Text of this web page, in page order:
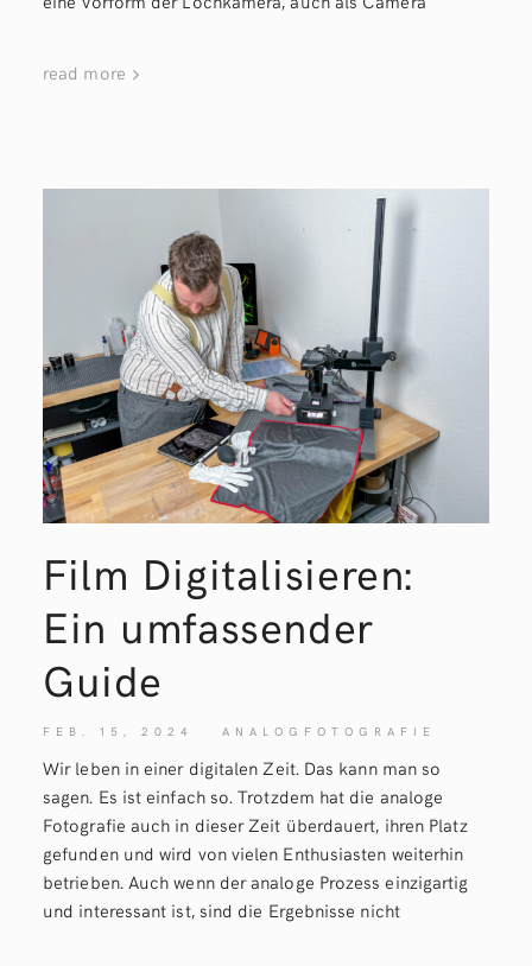
read more
Film Digitalisieren:
Ein umfassender
Guide
FEB. 15, 2024 ANALOGFOTOGRAFIE
Wir leben in einer digitalen Zeit. Das kann man so
sagen. Es ist einfach so. Trotzdem hat die analoge
Fotografie auch in dieser Zeit überdauert, ihren Platz
gefunden und wird von vielen Enthusiasten weiterhin
betrieben. Auch wenn der analoge Prozess einzigartig
und interessant ist, sind die Ergebnisse nicht